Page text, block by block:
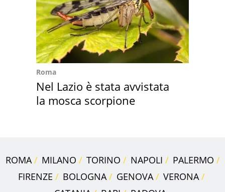
Roma
Nel Lazio è stata avvistata
la mosca scorpione
ROMA MILANO TORINO NAPOLI
PALERMO
FIRENZE
BOLOGNA GENOVA
VERONA